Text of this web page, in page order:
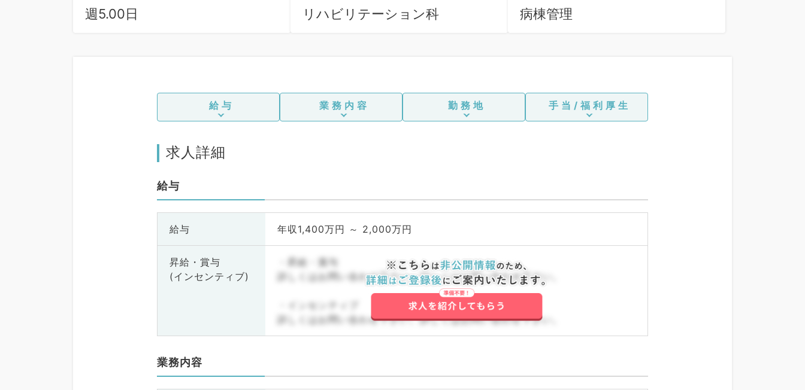
週5.00日 リハビリテーション科 病棟管理
給与 業務内容 勤務地 手当/福利厚生
求人詳細
給与
給与 年収1,400万円 ～ 2,000万円
昇給・賞与
(インセンティブ)
・昇給・賞与
詳しくはお問い合わせ下さい。詳しくはお問い合わせ下さい。
・インセンティブ
詳しくはお問い合わせ下さい。詳しくはお問い合わせ下さい。
業務内容